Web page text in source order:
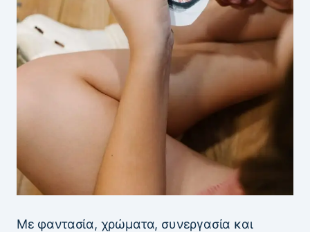
Με φαντασία, χρώματα, συνεργασία και